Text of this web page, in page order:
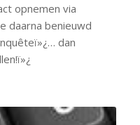
opnemen via
daarna benieuwd
dan